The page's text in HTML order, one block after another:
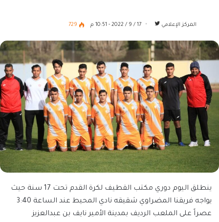
المركز الإعلامي
تابع
تويتر
17 / 9 / 2022 - 10:51 م 729
ينطلق اليوم دوري مكتب القطيف لكرة القدم تحت 17 سنة حيث
يواجه فريقنا المضراوي شقيقه نادي المحيط عند الساعة 3:40
عصراً على الملعب الرديف بمدينة الأمير نايف بن عبدالعزيز